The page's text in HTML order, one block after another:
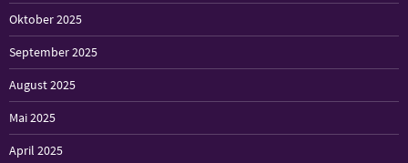
Oktober 2025
September 2025
August 2025
Mai 2025
April 2025